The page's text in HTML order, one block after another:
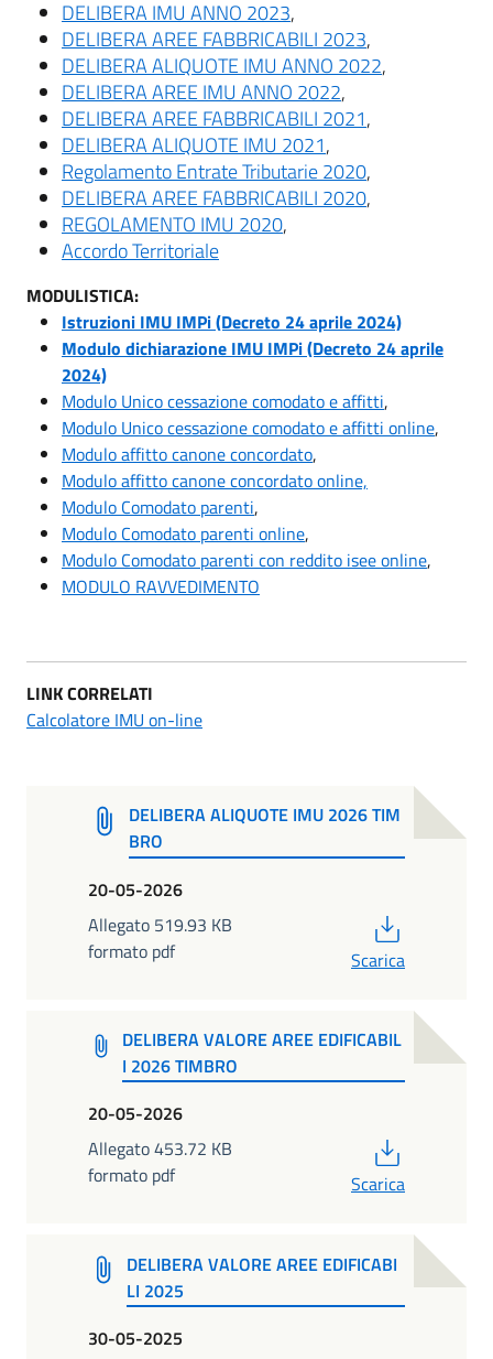
DELIBERA IMU ANNO 2023,
DELIBERA AREE FABBRICABILI 2023,
DELIBERA ALIQUOTE IMU ANNO 2022,
DELIBERA AREE IMU ANNO 2022,
DELIBERA AREE FABBRICABILI 2021,
DELIBERA ALIQUOTE IMU 2021,
Regolamento Entrate Tributarie 2020,
DELIBERA AREE FABBRICABILI 2020,
REGOLAMENTO IMU 2020,
Accordo Territoriale
MODULISTICA:
Istruzioni IMU IMPi (Decreto 24 aprile 2024)
Modulo dichiarazione IMU IMPi (Decreto 24 aprile
2024)
Modulo Unico cessazione comodato e affitti,
Modulo Unico cessazione comodato e affitti online,
Modulo affitto canone concordato,
Modulo affitto canone concordato online,
Modulo Comodato parenti,
Modulo Comodato parenti online,
Modulo Comodato parenti con reddito isee online,
MODULO RAVVEDIMENTO
LINK CORRELATI
Calcolatore IMU on-line
DELIBERA ALIQUOTE IMU 2026 TIM
BRO
20-05-2026
Allegato 519.93 KB
formato pdf
Scarica
DELIBERA VALORE AREE EDIFICABIL
I 2026 TIMBRO
20-05-2026
Allegato 453.72 KB
formato pdf
Scarica
DELIBERA VALORE AREE EDIFICABI
LI 2025
30-05-2025